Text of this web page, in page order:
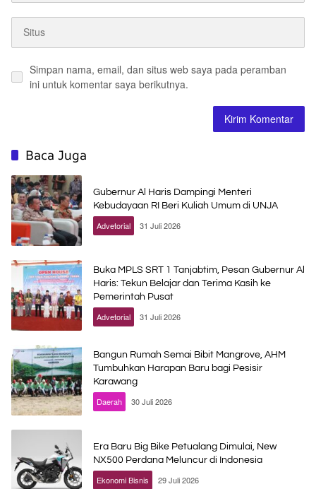
Simpan nama, email, dan situs web saya pada peramban
ini untuk komentar saya berikutnya.
Baca Juga
Gubernur Al Haris Dampingi Menteri
Kebudayaan RI Beri Kuliah Umum di UNJA
Advetorial 31 Juli 2026
Buka MPLS SRT 1 Tanjabtim, Pesan Gubernur Al
Haris: Tekun Belajar dan Terima Kasih ke
Pemerintah Pusat
Advetorial 31 Juli 2026
Bangun Rumah Semai Bibit Mangrove, AHM
Tumbuhkan Harapan Baru bagi Pesisir
Karawang
Daerah 30 Juli 2026
Era Baru Big Bike Petualang Dimulai, New
NX500 Perdana Meluncur di Indonesia
Ekonomi Bisnis 29 Juli 2026